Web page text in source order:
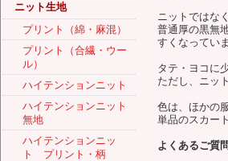
ニット生地
プリント（綿・麻混）
プリント（合繊・ウー
ル）
ハイテンションニット
ハイテンションニット
無地
ハイテンションニッ
ト プリント・柄
ニットではな
普通厚の黒無
すくなっていま
タテ・ヨコに
ただし、ニッ
色は、ほかの
単品のスカー
よくあるご質問